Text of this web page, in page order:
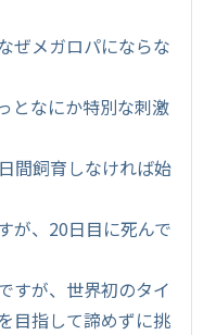
ぜメガロパにならな
となにか特別な刺激
間飼育しなければ始
が、20日目に死んで
すが、世界初のタイ
目指して諦めずに挑